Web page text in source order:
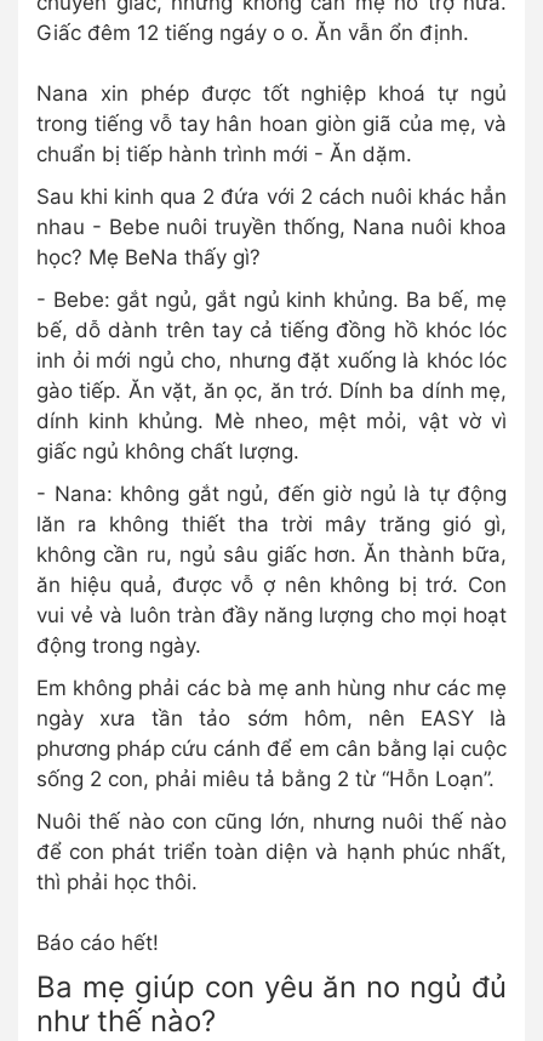
Giấc đêm 12 tiếng ngáy o o. Ăn vẫn ổn định.
Nana xin phép được tốt nghiệp khoá tự ngủ
trong tiếng vỗ tay hân hoan giòn giã của mẹ, và
chuẩn bị tiếp hành trình mới - Ăn dặm.
Sau khi kinh qua 2 đứa với 2 cách nuôi khác hẳn
nhau - Bebe nuôi truyền thống, Nana nuôi khoa
học? Mẹ BeNa thấy gì?
- Bebe: gắt ngủ, gắt ngủ kinh khủng. Ba bế, mẹ
bế, dỗ dành trên tay cả tiếng đồng hồ khóc lóc
inh ỏi mới ngủ cho, nhưng đặt xuống là khóc lóc
gào tiếp. Ăn vặt, ăn ọc, ăn trớ. Dính ba dính mẹ,
dính kinh khủng. Mè nheo, mệt mỏi, vật vờ vì
giấc ngủ không chất lượng.
- Nana: không gắt ngủ, đến giờ ngủ là tự động
lăn ra không thiết tha trời mây trăng gió gì,
không cần ru, ngủ sâu giấc hơn. Ăn thành bữa,
ăn hiệu quả, được vỗ ợ nên không bị trớ. Con
vui vẻ và luôn tràn đầy năng lượng cho mọi hoạt
động trong ngày.
Em không phải các bà mẹ anh hùng như các mẹ
ngày xưa tần tảo sớm hôm, nên EASY là
phương pháp cứu cánh để em cân bằng lại cuộc
sống 2 con, phải miêu tả bằng 2 từ “Hỗn Loạn”.
Nuôi thế nào con cũng lớn, nhưng nuôi thế nào
để con phát triển toàn diện và hạnh phúc nhất,
thì phải học thôi.
Báo cáo hết!
Ba mẹ giúp con yêu ăn no ngủ đủ
như thế nào?